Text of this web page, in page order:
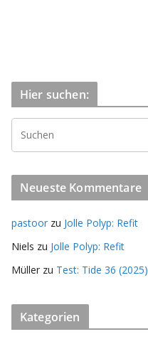
Hier suchen:
Neueste Kommentare
pastoor zu Jolle Polyp: Refit
Niels zu Jolle Polyp: Refit
Müller zu Test: Tide 36 (2025)
Kategorien